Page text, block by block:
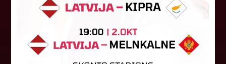
0:2 zaudēja Čehijas "Jablonec"...
06. augusts 2026.